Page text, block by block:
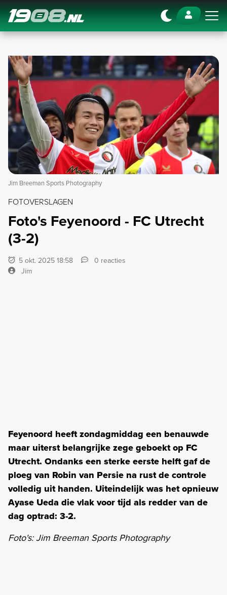
Navigation
Jim Breeman Sports Photography
FOTOVERSLAGEN
Foto's Feyenoord - FC Utrecht
(3-2)
5 okt. 2025 18:58
0 reacties
Jim
Feyenoord heeft zondagmiddag een benauwde
maar uiterst belangrijke zege geboekt op FC
Utrecht. Ondanks een sterke eerste helft gaf de
ploeg van Robin van Persie na rust de controle
volledig uit handen. Uiteindelijk was het opnieuw
Ayase Ueda die vlak voor tijd als redder van de
dag optrad: 3-2.
Foto's: Jim Breeman Sports Photography